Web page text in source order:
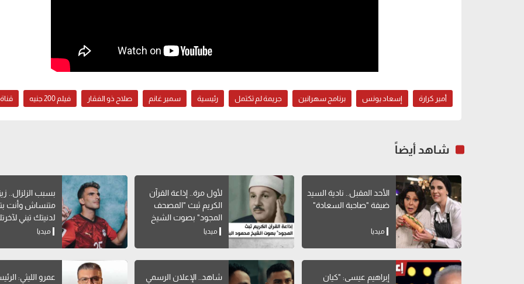
أمير كرارة إسعاد يونس برنامج سهرانين جريمة لم تكتمل رئيسية سمير غانم صلاح ذو الفقار فيلم 200 جنيه قناة ON
شاهد أيضاً
الأحد المقبل.. نادية السيد
ضيفة "صاحبة السعادة"
ميديا
لأول مرة.. إذاعة القرآن
الكريم ثبث "المصحف
المجود" بصوت الشيخ
محمود البنا
ميديا
بسبب الزلزال..
متنساش وأنت
لدنيتك تبني
ميديا
إبراهيم عيسى: "كيان
شاهد.. الإعلان الرسمي
عمرو الليثي: